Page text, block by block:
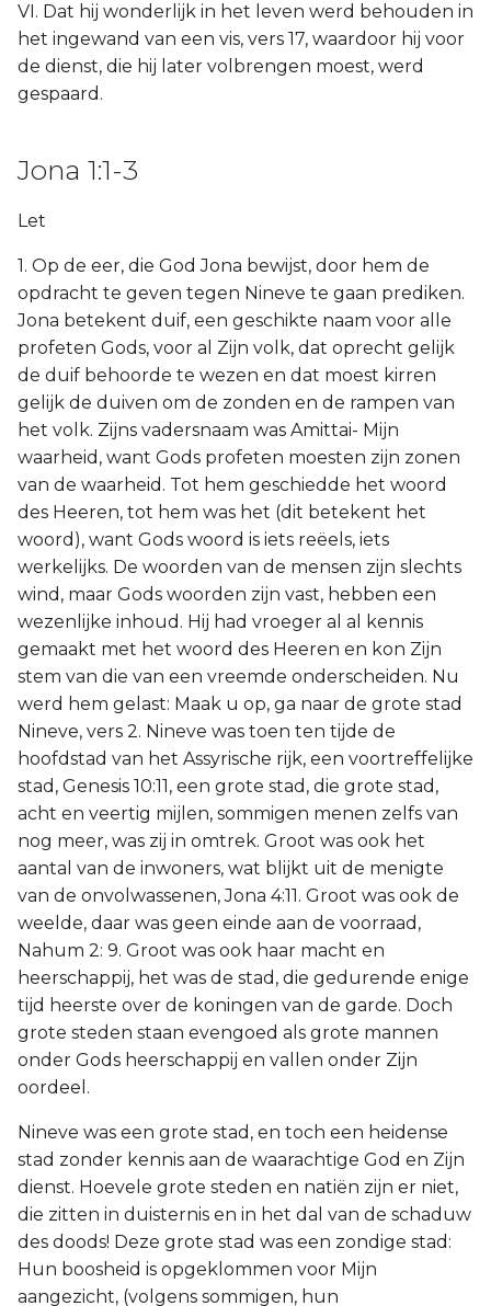
VI. Dat hij wonderlijk in het leven werd behouden in
het ingewand van een vis, vers 17, waardoor hij voor
de dienst, die hij later volbrengen moest, werd
gespaard.
Jona 1:1-3
Let
1. Op de eer, die God Jona bewijst, door hem de
opdracht te geven tegen Nineve te gaan prediken.
Jona betekent duif, een geschikte naam voor alle
profeten Gods, voor al Zijn volk, dat oprecht gelijk
de duif behoorde te wezen en dat moest kirren
gelijk de duiven om de zonden en de rampen van
het volk. Zijns vadersnaam was Amittai- Mijn
waarheid, want Gods profeten moesten zijn zonen
van de waarheid. Tot hem geschiedde het woord
des Heeren, tot hem was het (dit betekent het
woord), want Gods woord is iets reëels, iets
werkelijks. De woorden van de mensen zijn slechts
wind, maar Gods woorden zijn vast, hebben een
wezenlijke inhoud. Hij had vroeger al al kennis
gemaakt met het woord des Heeren en kon Zijn
stem van die van een vreemde onderscheiden. Nu
werd hem gelast: Maak u op, ga naar de grote stad
Nineve, vers 2. Nineve was toen ten tijde de
hoofdstad van het Assyrische rijk, een voortreffelijke
stad, Genesis 10:11, een grote stad, die grote stad,
acht en veertig mijlen, sommigen menen zelfs van
nog meer, was zij in omtrek. Groot was ook het
aantal van de inwoners, wat blijkt uit de menigte
van de onvolwassenen, Jona 4:11. Groot was ook de
weelde, daar was geen einde aan de voorraad,
Nahum 2: 9. Groot was ook haar macht en
heerschappij, het was de stad, die gedurende enige
tijd heerste over de koningen van de garde. Doch
grote steden staan evengoed als grote mannen
onder Gods heerschappij en vallen onder Zijn
oordeel.
Nineve was een grote stad, en toch een heidense
stad zonder kennis aan de waarachtige God en Zijn
dienst. Hoevele grote steden en natiën zijn er niet,
die zitten in duisternis en in het dal van de schaduw
des doods! Deze grote stad was een zondige stad:
Hun boosheid is opgeklommen voor Mijn
aangezicht, (volgens sommigen, hun